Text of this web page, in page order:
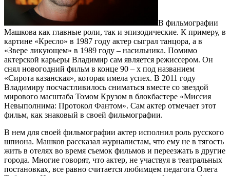
В фильмографии
Машкова как главные роли, так и эпизодические. К примеру, в
картине «Кресло» в 1987 году актер сыграл танцора, а в
«Звере ликующем» в 1989 году – насильника. Помимо
актерской карьеры Владимир сам является режиссером. Он
снял новогодний фильм в конце 90 – х под названием
«Сирота казанская», которая имела успех. В 2011 году
Владимиру посчастливилось сниматься вместе со звездой
мирового масштаба Томом Крузом в блокбастере «Миссия
Невыполнима: Протокол Фантом». Сам актер отмечает этот
фильм, как знаковый в своей фильмографии.
В нем для своей фильмографии актер исполнил роль русского
шпиона. Машков рассказал журналистам, что ему не в тягость
жить в отелях во время съемок фильмов и переезжать в другие
города. Многие говорят, что актер, не участвуя в театральных
постановках, все равно считается любимцем педагога Олега